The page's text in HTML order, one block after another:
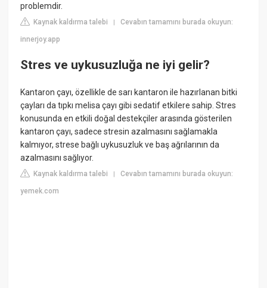
problemdir.
Kaynak kaldırma talebi |Cevabın tamamını burada okuyun:
innerjoy.app
Stres ve uykusuzluğa ne iyi gelir?
Kantaron çayı, özellikle de sarı kantaron ile hazırlanan bitki
çayları da tıpkı melisa çayı gibi sedatif etkilere sahip. Stres
konusunda en etkili doğal destekçiler arasında gösterilen
kantaron çayı, sadece stresin azalmasını sağlamakla
kalmıyor, strese bağlı uykusuzluk ve baş ağrılarının da
azalmasını sağlıyor.
Kaynak kaldırma talebi |Cevabın tamamını burada okuyun:
yemek.com